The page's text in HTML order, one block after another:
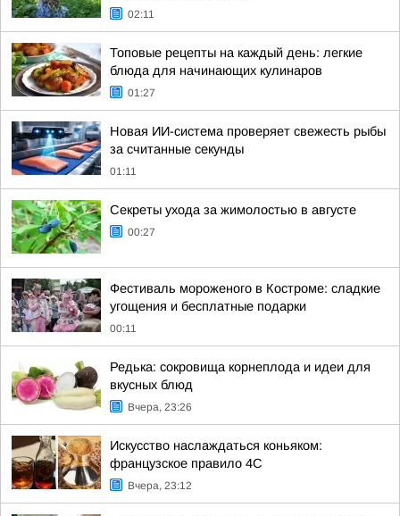
02:11
Топовые рецепты на каждый день: легкие
блюда для начинающих кулинаров
01:27
Новая ИИ-система проверяет свежесть рыбы
за считанные секунды
01:11
Секреты ухода за жимолостью в августе
00:27
Фестиваль мороженого в Костроме: сладкие
угощения и бесплатные подарки
00:11
Редька: сокровища корнеплода и идеи для
вкусных блюд
Вчера, 23:26
Искусство наслаждаться коньяком:
французское правило 4С
Вчера, 23:12